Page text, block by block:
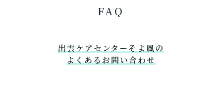
FAQ
出雲ケアセンターそよ風の
よくあるお問い合わせ